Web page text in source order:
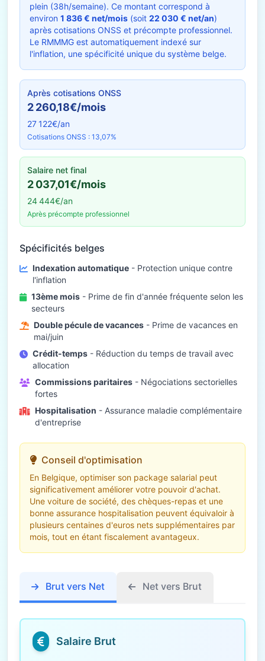
plein (38h/semaine). Ce montant correspond à
environ 1 836 € net/mois (soit 22 030 € net/an)
après cotisations ONSS et précompte professionnel.
Le RMMMG est automatiquement indexé sur
l'inflation, une spécificité unique du système belge.
Après cotisations ONSS
2 260,18€/mois
27 122€/an
Cotisations ONSS : 13,07%
Salaire net final
2 037,01€/mois
24 444€/an
Après précompte professionnel
Spécificités belges
Indexation automatique - Protection unique contre
l'inflation
13ème mois - Prime de fin d'année fréquente selon les
secteurs
Double pécule de vacances - Prime de vacances en
mai/juin
Crédit-temps - Réduction du temps de travail avec
allocation
Commissions paritaires - Négociations sectorielles
fortes
Hospitalisation - Assurance maladie complémentaire
d'entreprise
Conseil d'optimisation
En Belgique, optimiser son package salarial peut
significativement améliorer votre pouvoir d'achat.
Une voiture de société, des chèques-repas et une
bonne assurance hospitalisation peuvent équivaloir à
plusieurs centaines d'euros nets supplémentaires par
mois, tout en étant fiscalement avantageux.
Brut vers Net Net vers Brut
Salaire Brut